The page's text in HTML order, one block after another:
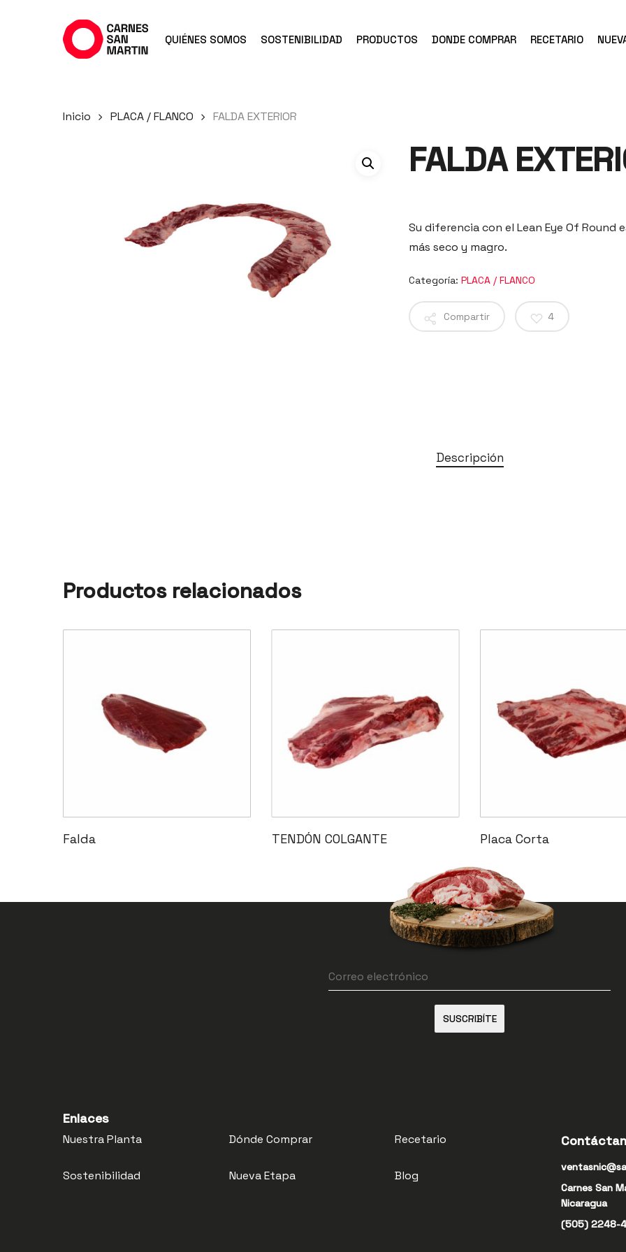
QUIÉNES SOMOS SOSTENIBILIDAD PRODUCTOS DONDE COMPRAR RECETARIO
Inicio PLACA / FLANCO FALDA EXTERIOR
FALDA
Su diferencia con el Lean Eye Of
más seco y magro.
Categoría: PLACA / FLANCO
Compartir 4
Descripción
Productos relacionados
Falda TENDÓN COLGANTE Placa Corta
SUSCRIBÍTE
Enlaces
Nuestra Planta
Sostenibilidad
Dónde Comprar
Nueva Etapa
Recetario
Blog
Carnes San
Nicaragua
(505) 2248-